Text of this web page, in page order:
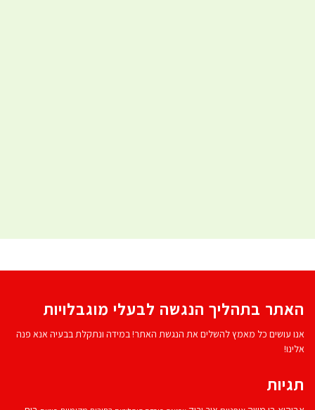
האתר בתהליך הנגשה לבעלי מוגבלויות
אנו עושים כל מאמץ להשלים את הנגשת האתר! במידה ונתקלת בבעיה אנא פנה
אלינו!
תגיות